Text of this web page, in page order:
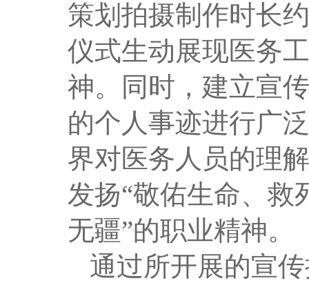
策划拍摄制作时长
仪式生动展现医务
神。同时，建立宣
的个人事迹进行广
界对医务人员的理
发扬“敬佑生命、救
无疆”的职业精神。
通过所开展的宣